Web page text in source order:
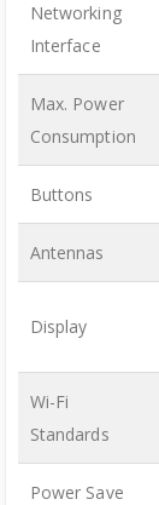
Networking
Interface
Max. Power
Consumption
Buttons
Antennas
Display
Wi-Fi
Standards
Power Save